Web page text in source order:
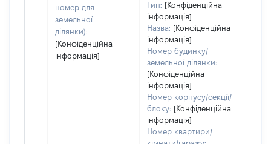
номер для
земельної
ділянки):
[Конфіденційна
інформація]
Тип: [Конфіденційна
інформація]
Назва: [Конфіденційна
інформація]
Номер будинку/
земельної ділянки:
[Конфіденційна
інформація]
Номер корпусу/секції/
блоку: [Конфіденційна
інформація]
Номер квартири/